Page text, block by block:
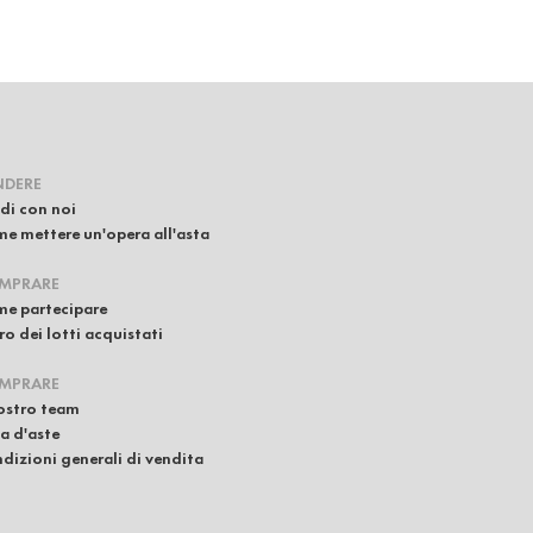
con noi
mettere un'opera all'asta
partecipare
dei lotti acquistati
team
d'aste
generali di vendita